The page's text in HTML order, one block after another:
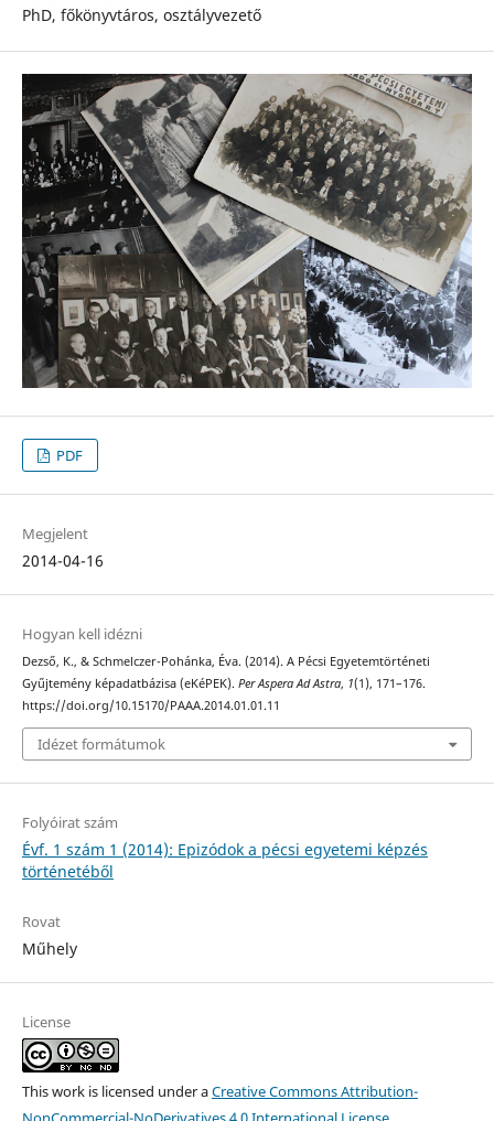
PhD, főkönyvtáros, osztályvezető
PDF
Megjelent
2014-04-16
Hogyan kell idézni
Dezső, K., & Schmelczer-Pohánka, Éva. (2014). A Pécsi Egyetemtörténeti
Gyűjtemény képadatbázisa (eKéPEK). Per Aspera Ad Astra, 1(1), 171–176.
https://doi.org/10.15170/PAAA.2014.01.01.11
Idézet formátumok
Folyóirat szám
Évf. 1 szám 1 (2014): Epizódok a pécsi egyetemi képzés
történetéből
Rovat
Műhely
License
This work is licensed under aCreative Commons Attribution-